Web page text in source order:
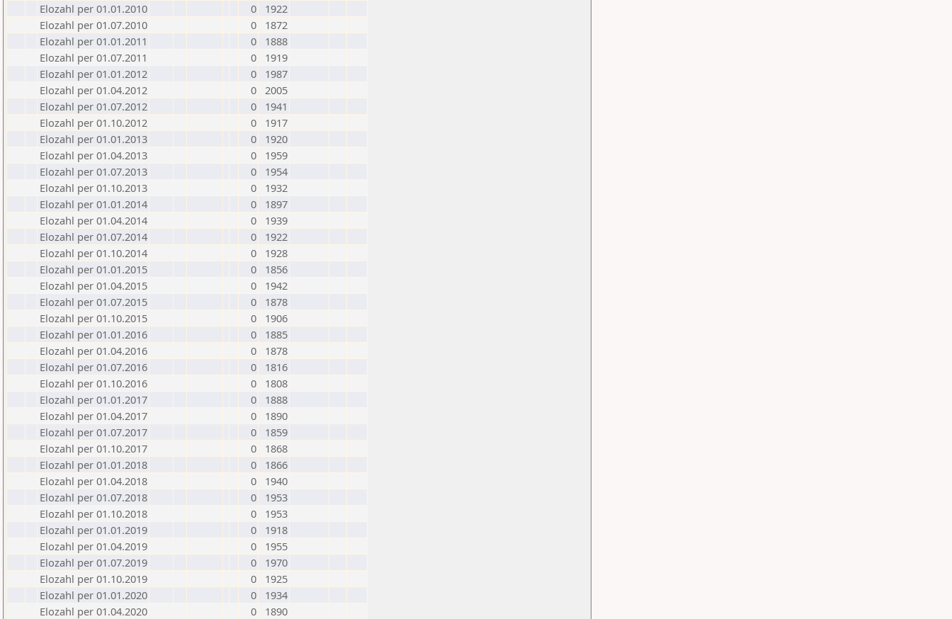
Elozahl per 01.01.2010
0
1922
Elozahl per 01.07.2010
0
1872
Elozahl per 01.01.2011
0
1888
Elozahl per 01.07.2011
0
1919
Elozahl per 01.01.2012
0
1987
Elozahl per 01.04.2012
0 2005
Elozahl per 01.07.2012
0
1941
Elozahl per 01.10.2012
0
1917
Elozahl per 01.01.2013
0
1920
Elozahl per 01.04.2013
0
1959
Elozahl per 01.07.2013
0
1954
Elozahl per 01.10.2013
0
1932
Elozahl per 01.01.2014
0
1897
Elozahl per 01.04.2014
0
1939
Elozahl per 01.07.2014
0
1922
Elozahl per 01.10.2014
0
1928
Elozahl per 01.01.2015
0
1856
Elozahl per 01.04.2015
0
1942
Elozahl per 01.07.2015
0
1878
Elozahl per 01.10.2015
0
1906
Elozahl per 01.01.2016
0
1885
Elozahl per 01.04.2016
0
1878
Elozahl per 01.07.2016
0
1816
Elozahl per 01.10.2016
0
1808
Elozahl per 01.01.2017
0
1888
Elozahl per 01.04.2017
0
1890
Elozahl per 01.07.2017
0
1859
Elozahl per 01.10.2017
0
1868
Elozahl per 01.01.2018
0
1866
Elozahl per 01.04.2018
0
1940
Elozahl per 01.07.2018
0
1953
Elozahl per 01.10.2018
0
1953
Elozahl per 01.01.2019
0
1918
Elozahl per 01.04.2019
0
1955
Elozahl per 01.07.2019
0
1970
Elozahl per 01.10.2019
0
1925
Elozahl per 01.01.2020
0
1934
Elozahl per 01.04.2020
0
1890